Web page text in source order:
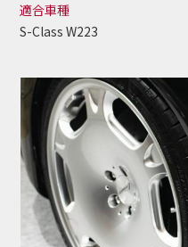
適合車種
S-Class W223